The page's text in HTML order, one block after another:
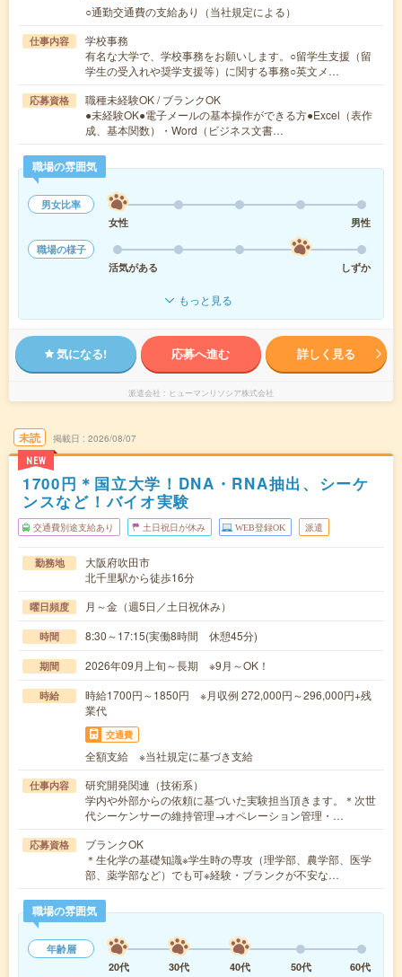
○通勤交通費の支給あり（当社規定による）
仕事内容
学校事務
有名な大学で、学校事務をお願いします。○留学生支援（留
学生の受入れや奨学支援等）に関する事務○英文メ…
応募資格
職種未経験OK / ブランクOK
●未経験OK●電子メールの基本操作ができる方●Excel（表作
成、基本関数）・Word（ビジネス文書…
職場の雰囲気
男女比率
女性
男性
職場の様子
活気がある
しずか
もっと見る
気になる! 応募へ進む 詳しく見る
派遣会社 ヒューマンリソシア株式会社
未読
NEW
掲載日 2026/08/07
1700円＊国立大学！DNA・RNA抽出、シーケ
ンスなど！バイオ実験
交通費別途支給あり 土日祝日が休み WEB登録OK 派遣
勤務地
大阪府吹田市
北千里駅から徒歩16分
曜日頻度 月～金（週5日／土日祝休み）
時間 8:30～17:15(実働8時間 休憩45分)
期間 2026年09月上旬～長期 ※9月～OK！
時給
時給1700円～1850円 ※月収例 272,000円～296,000円+残
業代
交通費
全額支給 ※当社規定に基づき支給
仕事内容
研究開発関連（技術系）
学内や外部からの依頼に基づいた実験担当頂きます。＊次世
代シーケンサーの維持管理→オペレーション管理・…
応募資格
ブランクOK
＊生化学の基礎知識※学生時の専攻（理学部、農学部、医学
部、薬学部など）でも可※経験・ブランクが不安な…
職場の雰囲気
年齢層
20代
30代 40代 50代
60代